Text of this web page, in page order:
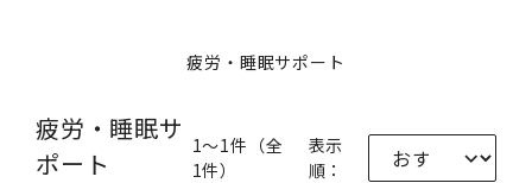
疲労・睡眠サポート
疲労・睡眠サ
ポート
1〜1件（全
1件）
表示
順：